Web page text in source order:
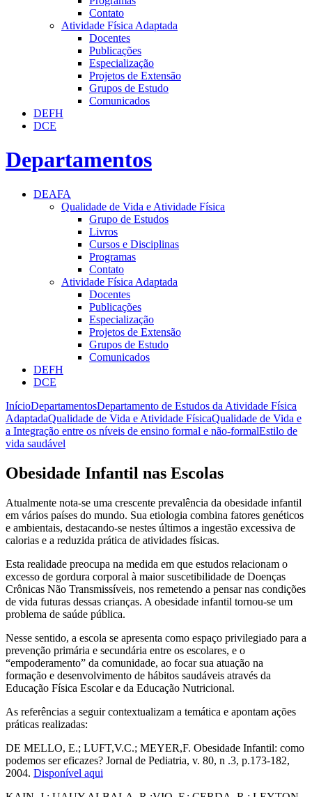
Contato
Atividade Física Adaptada
Docentes
Publicações
Especialização
Projetos de Extensão
Grupos de Estudo
Comunicados
DEFH
DCE
Departamentos
DEAFA
Qualidade de Vida e Atividade Física
Grupo de Estudos
Livros
Cursos e Disciplinas
Programas
Contato
Atividade Física Adaptada
Docentes
Publicações
Especialização
Projetos de Extensão
Grupos de Estudo
Comunicados
DEFH
DCE
InícioDepartamentosDepartamento de Estudos da Atividade Física
AdaptadaQualidade de Vida e Atividade FísicaQualidade de Vida e
a Integração entre os níveis de ensino formal e não-formalEstilo de
vida saudável
Obesidade Infantil nas Escolas
Atualmente nota-se uma crescente prevalência da obesidade infantil
em vários países do mundo. Sua etiologia combina fatores genéticos
e ambientais, destacando-se nestes últimos a ingestão excessiva de
calorias e a reduzida prática de atividades físicas.
Esta realidade preocupa na medida em que estudos relacionam o
excesso de gordura corporal à maior suscetibilidade de Doenças
Crônicas Não Transmissíveis, nos remetendo a pensar nas condições
de vida futuras dessas crianças. A obesidade infantil tornou-se um
problema de saúde pública.
Nesse sentido, a escola se apresenta como espaço privilegiado para a
prevenção primária e secundária entre os escolares, e o
“empoderamento” da comunidade, ao focar sua atuação na
formação e desenvolvimento de hábitos saudáveis através da
Educação Física Escolar e da Educação Nutricional.
As referências a seguir contextualizam a temática e apontam ações
práticas realizadas:
DE MELLO, E.; LUFT,V.C.; MEYER,F. Obesidade Infantil: como
podemos ser eficazes? Jornal de Pediatria, v. 80, n .3, p.173-182,
2004. Disponível aqui